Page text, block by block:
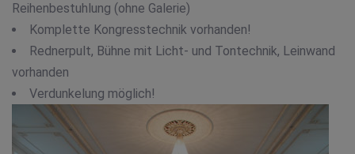
Reihenbestuhlung (ohne Galerie)
Komplette Kongresstechnik vorhanden!
Rednerpult, Bühne mit Licht- und Tontechnik, Leinwand
vorhanden
Verdunkelung möglich!